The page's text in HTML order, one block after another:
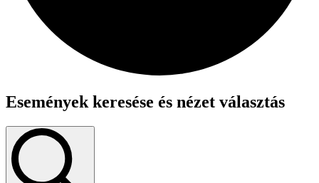
Események keresése és nézet választás